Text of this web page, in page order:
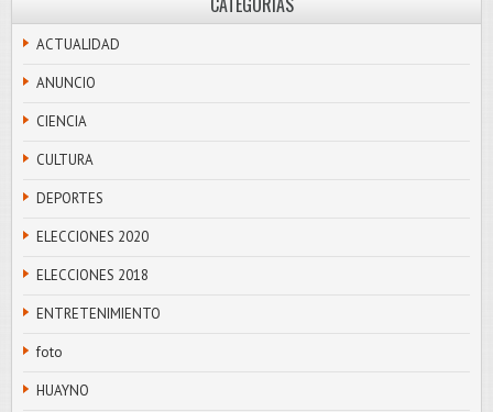
ACTUALIDAD
ANUNCIO
CIENCIA
CULTURA
DEPORTES
ELECCIONES 2020
ELECCIONES 2018
ENTRETENIMIENTO
foto
HUAYNO